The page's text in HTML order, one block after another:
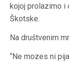
kojoj prolazimo i
Škotske.
Na društvenim
“Ne mozes ni